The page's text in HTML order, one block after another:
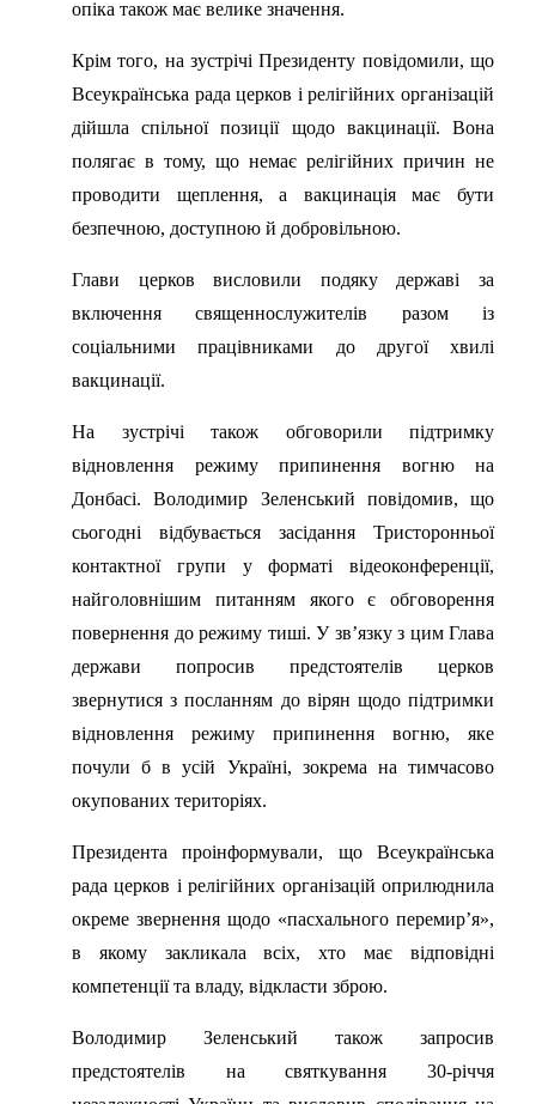
опіка також має велике значення.
Крім того, на зустрічі Президенту повідомили, що
Всеукраїнська рада церков і релігійних організацій
дійшла спільної позиції щодо вакцинації. Вона
полягає в тому, що немає релігійних причин не
проводити щеплення, а вакцинація має бути
безпечною, доступною й добровільною.
Глави церков висловили подяку державі за
включення священнослужителів разом із
соціальними працівниками до другої хвилі
вакцинації.
На зустрічі також обговорили підтримку
відновлення режиму припинення вогню на
Донбасі. Володимир Зеленський повідомив, що
сьогодні відбувається засідання Тристоронньої
контактної групи у форматі відеоконференції,
найголовнішим питанням якого є обговорення
повернення до режиму тиші. У зв’язку з цим Глава
держави попросив предстоятелів церков
звернутися з посланням до вірян щодо підтримки
відновлення режиму припинення вогню, яке
почули б в усій Україні, зокрема на тимчасово
окупованих територіях.
Президента проінформували, що Всеукраїнська
рада церков і релігійних організацій оприлюднила
окреме звернення щодо «пасхального перемир’я»,
в якому закликала всіх, хто має відповідні
компетенції та владу, відкласти зброю.
Володимир Зеленський також запросив
предстоятелів на святкування 30-річчя